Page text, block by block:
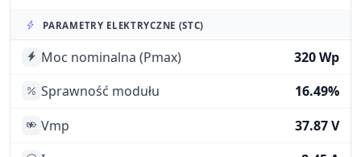
PARAMETRY ELEKTRYCZNE (STC)
Moc nominalna (Pmax)
320 Wp
Sprawność modułu
16.49%
Vmp
37.87 V